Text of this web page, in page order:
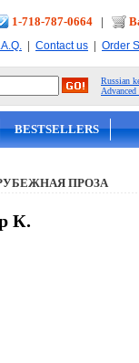
1-718-787-0664 |
| Contact us | Order
Russian
Advanced
BESTSELLERS
ПРОЗА
К.